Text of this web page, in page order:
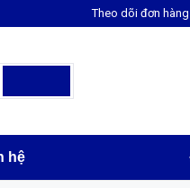
Theo dõi đơn hàng
hệ
LIÊN